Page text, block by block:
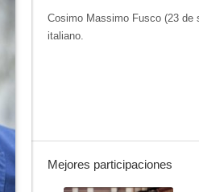
Cosimo Massimo Fusco (23 de
italiano.
Mejores participaciones